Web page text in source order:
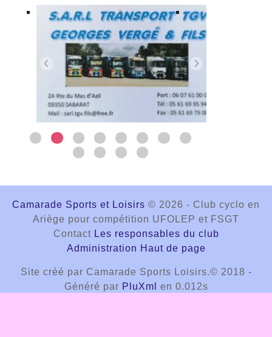
Camarade Sports et Loisirs © 2026 - Club cyclo en
Ariège pour compétition UFOLEP et FSGT
Contact Les responsables du club
Administration Haut de page
Site créé par Camarade Sports Loisirs.© 2018 -
Généré par PluXml en 0.012s